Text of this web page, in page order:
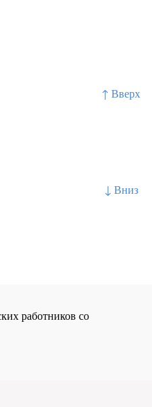
↑ Вверх
↓ Вниз
работников со